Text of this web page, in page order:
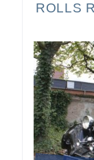
ROLLS